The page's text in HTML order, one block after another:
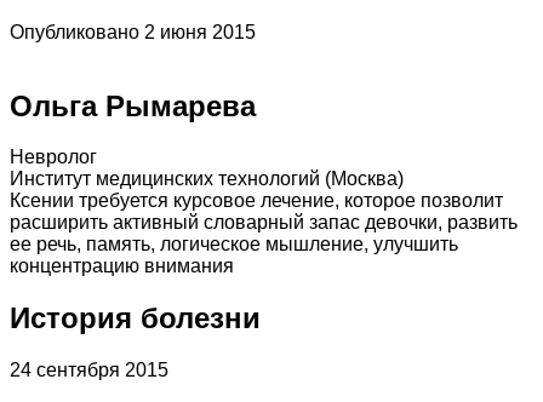
Опубликовано 2 июня 2015
Ольга Рымарева
Невролог
Институт медицинских технологий (Москва)
Ксении требуется курсовое лечение, которое позволит
расширить активный словарный запас девочки, развить
ее речь, память, логическое мышление, улучшить
концентрацию внимания
История болезни
24 сентября 2015